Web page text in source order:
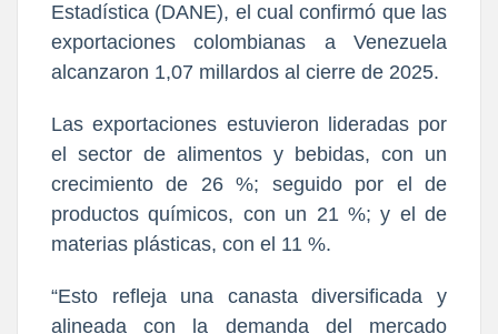
Estadística (DANE), el cual confirmó que las
exportaciones colombianas a Venezuela
alcanzaron 1,07 millardos al cierre de 2025.
Las exportaciones estuvieron lideradas por
el sector de alimentos y bebidas, con un
crecimiento de 26 %; seguido por el de
productos químicos, con un 21 %; y el de
materias plásticas, con el 11 %.
“Esto refleja una canasta diversificada y
alineada con la demanda del mercado